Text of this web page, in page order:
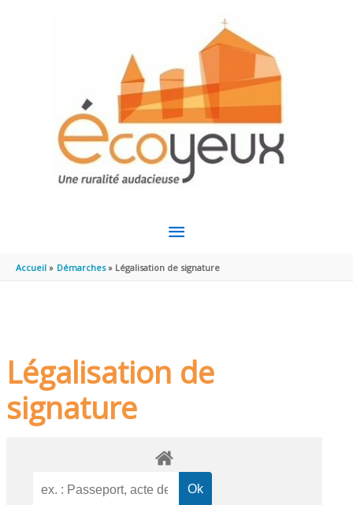
MENU
PRINCIPAL
Accueil Démarches Légalisation de signature
Légalisation de
signature